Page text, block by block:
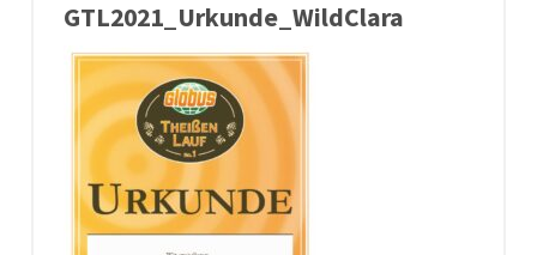
GTL2021_Urkunde_WildClara